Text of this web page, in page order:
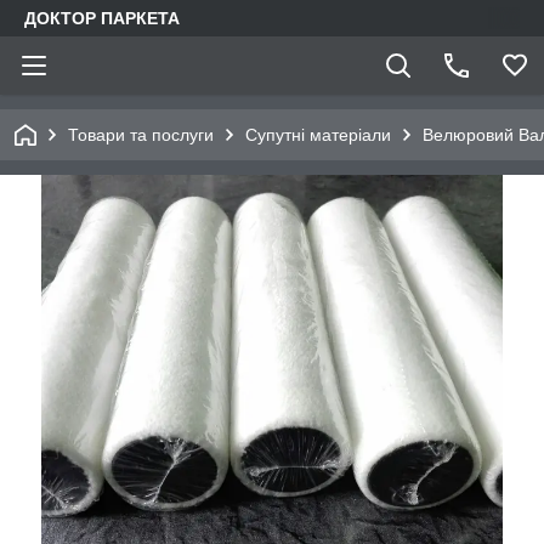
ДОКТОР ПАРКЕТА
Товари та послуги Супутні матеріали Велюровий